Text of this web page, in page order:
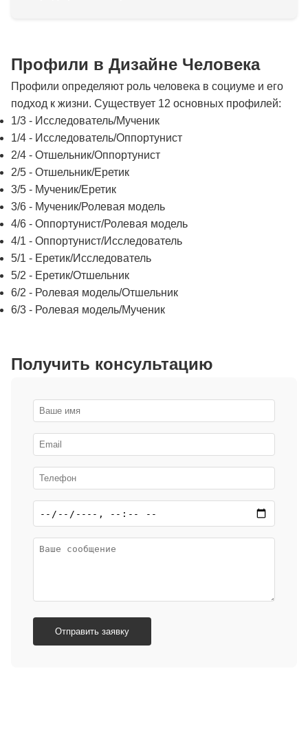
Профили в Дизайне Человека
Профили определяют роль человека в социуме и его
подход к жизни. Существует 12 основных профилей:
1/3 - Исследователь/Мученик
1/4 - Исследователь/Оппортунист
2/4 - Отшельник/Оппортунист
2/5 - Отшельник/Еретик
3/5 - Мученик/Еретик
3/6 - Мученик/Ролевая модель
4/6 - Оппортунист/Ролевая модель
4/1 - Оппортунист/Исследователь
5/1 - Еретик/Исследователь
5/2 - Еретик/Отшельник
6/2 - Ролевая модель/Отшельник
6/3 - Ролевая модель/Мученик
Получить консультацию
Отправить заявку